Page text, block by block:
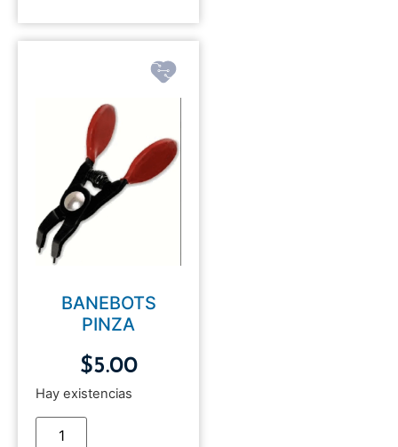
BANEBOTS
PINZA
$5.00
Hay existencias